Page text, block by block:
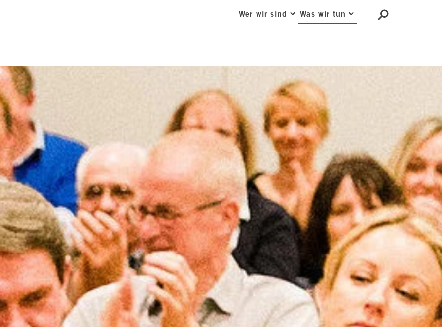
Logo Wer wir sind Was wir tun